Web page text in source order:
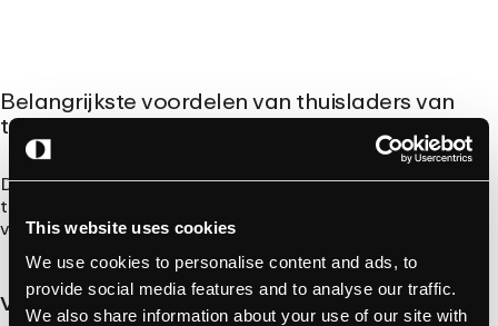
This website uses cookies
We use cookies to personalise content and ads, to
provide social media features and to analyse our traffic.
We also share information about your use of our site with
Belangrijkste voordelen van thuisladers van
type 2
De Type 2-connector is om verschillende redenen uitgegroeid
tot de Europese standaard voor het opladen van elektrische
voertuigen.
Verenigbaarheid met Europese normen